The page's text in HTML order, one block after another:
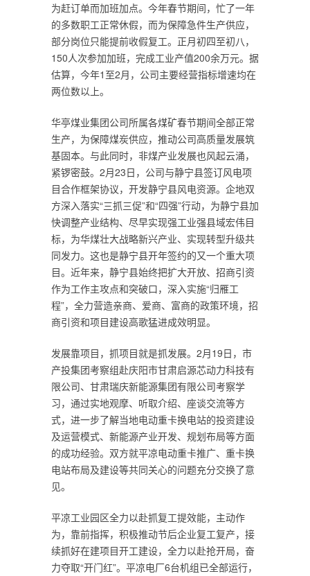
为赶订单而加班加点。今年春节期间，忙了一年
的多数职工正常休假，而为保障急件生产供应，
部分岗位只能提前收假复工。正月初四至初八，
150人次参加加班，完成工业产值200余万元。据
估算，今年1至2月，公司主要经营指标增速均在
两位数以上。
华亭煤业集团公司所属各煤矿春节期间全部正常
生产，为保障煤炭供应，推动公司高质量发展筑
基固本。与此同时，非煤产业发展也风起云涌，
紧锣密鼓。2月23日，公司与静宁县签订风电项
目合作框架协议，开发静宁县风电资源。企地双
方深入落实“三抓三促”和“四强”行动，为静宁县加
快调整产业结构、尽早实现强工业强县域宏伟目
标，为华煤壮大战略新兴产业、实现转型升级共
同发力。这也是静宁县开年签约的又一个重大项
目。近年来，静宁县始终把扩大开放、招商引资
作为工作主攻点和突破口，深入实施“归雁工
程”，全力营造亲商、爱商、富商的政策环境，招
商引资和项目建设高歌猛进成效明显。
发展靠项目，抓项目就是抓发展。2月19日，市
产投集团考察组赴庆阳市甘肃启源芯动力科技有
限公司、甘肃瑞庆新能源集团有限公司考察学
习，通过实地观摩、听取介绍、座谈交流等方
式，进一步了解当地电动重卡换电站的投资建设
及运营模式、新能源产业开发、规划布局等方面
的成功经验。双方就平凉电动重卡推广、重卡换
电站布局及建设等共同关心的问题充分交换了意
见。
平凉工业园区全力以赴抓复工提效能，主动作
为，靠前指挥，积极推动节后企业复工复产，接
续抓好在建项目开工建设，全力以赴抢开局，奋
力夺取“开门红”。平凉电厂6台机组已全部运行，